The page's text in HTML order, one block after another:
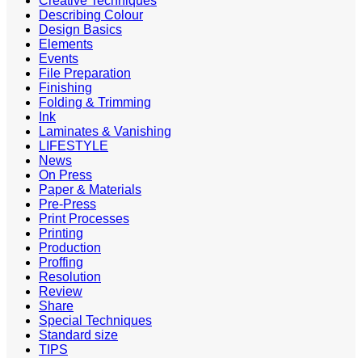
Describing Colour
Design Basics
Elements
Events
File Preparation
Finishing
Folding & Trimming
Ink
Laminates & Vanishing
LIFESTYLE
News
On Press
Paper & Materials
Pre-Press
Print Processes
Printing
Production
Proffing
Resolution
Review
Share
Special Techniques
Standard size
TIPS